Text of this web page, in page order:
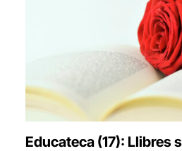
Educateca (17): Llibres